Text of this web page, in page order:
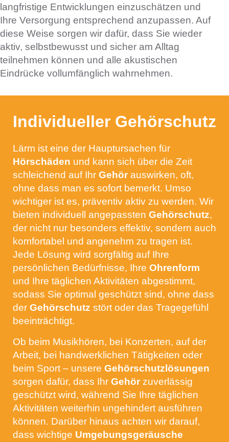
langfristige Entwicklungen einzuschätzen und
Ihre Versorgung entsprechend anzupassen. Auf
diese Weise sorgen wir dafür, dass Sie wieder
aktiv, selbstbewusst und sicher am Alltag
teilnehmen können und alle akustischen
Eindrücke vollumfänglich wahrnehmen.
Individueller Gehörschutz
Lärm ist eine der Hauptursachen für
Hörschäden und kann sich über die Zeit
schleichend auf Ihr Gehör auswirken, oft,
ohne dass man es sofort bemerkt. Umso
wichtiger ist es, präventiv aktiv zu werden. Wir
bieten individuell angepassten Gehörschutz,
der nicht nur besonders effektiv, sondern auch
komfortabel und angenehm zu tragen ist.
Jede Lösung wird sorgfältig auf Ihre
persönlichen Bedürfnisse, Ihre Ohrenform
und Ihre täglichen Aktivitäten abgestimmt,
sodass Sie optimal geschützt sind, ohne dass
der Gehörschutz stört oder das Tragegefühl
beeinträchtigt.
Ob beim Musikhören, bei Konzerten, auf der
Arbeit, bei handwerklichen Tätigkeiten oder
beim Sport – unsere Gehörschutzlösungen
sorgen dafür, dass Ihr Gehör zuverlässig
geschützt wird, während Sie Ihre täglichen
Aktivitäten weiterhin ungehindert ausführen
können. Darüber hinaus achten wir darauf,
dass wichtige Umgebungsgeräusche